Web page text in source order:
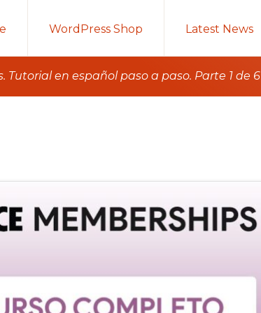
WordPress Shop Latest News
Tutorial en español paso a paso. Parte 1 de 6